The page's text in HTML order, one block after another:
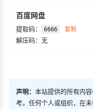
百度网盘
提取码： 6666 复制
解压码：无
声明： 本站提供的所有内
考。任何个人或组织，在